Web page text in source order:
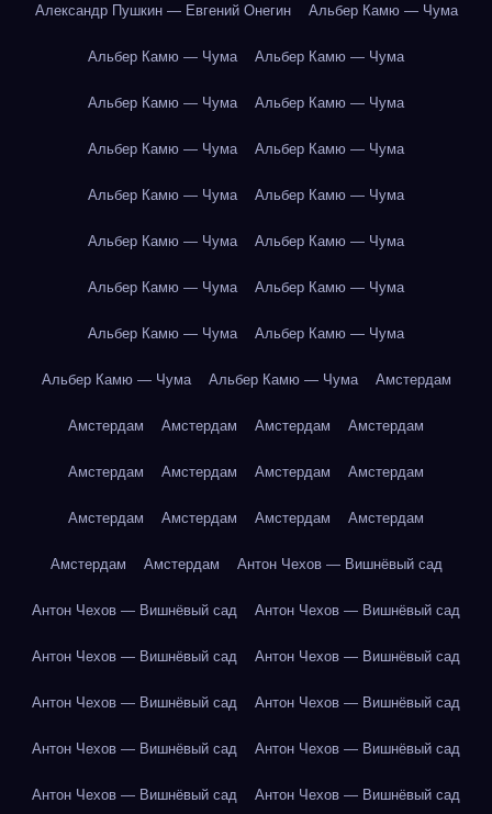
Александр Пушкин — Евгений Онегин Альбер Камю — Чума
Альбер Камю — Чума Альбер Камю — Чума
Альбер Камю — Чума Альбер Камю — Чума
Альбер Камю — Чума Альбер Камю — Чума
Альбер Камю — Чума Альбер Камю — Чума
Альбер Камю — Чума Альбер Камю — Чума
Альбер Камю — Чума Альбер Камю — Чума
Альбер Камю — Чума Альбер Камю — Чума
Альбер Камю — Чума Альбер Камю — Чума Амстердам
Амстердам Амстердам Амстердам Амстердам
Амстердам Амстердам Амстердам Амстердам
Амстердам Амстердам Амстердам Амстердам
Амстердам Амстердам Антон Чехов — Вишнёвый сад
Антон Чехов — Вишнёвый сад Антон Чехов — Вишнёвый сад
Антон Чехов — Вишнёвый сад Антон Чехов — Вишнёвый сад
Антон Чехов — Вишнёвый сад Антон Чехов — Вишнёвый сад
Антон Чехов — Вишнёвый сад Антон Чехов — Вишнёвый сад
Антон Чехов — Вишнёвый сад Антон Чехов — Вишнёвый сад